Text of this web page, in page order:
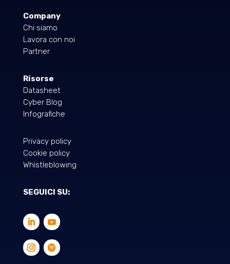
Company
Chi siamo
Lavora con noi
Partner
Risorse
Datasheet
Cyber Blog
Infografiche
Privacy policy
Cookie policy
Whistleblowing
SEGUICI SU: